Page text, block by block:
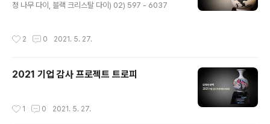
정 나무 다이, 블랙 크리스탈 다이) 02) 597 - 6037
2 0 2021. 5. 27.
2021 기업 감사 프로젝트 트로피
1 0 2021. 5. 27.